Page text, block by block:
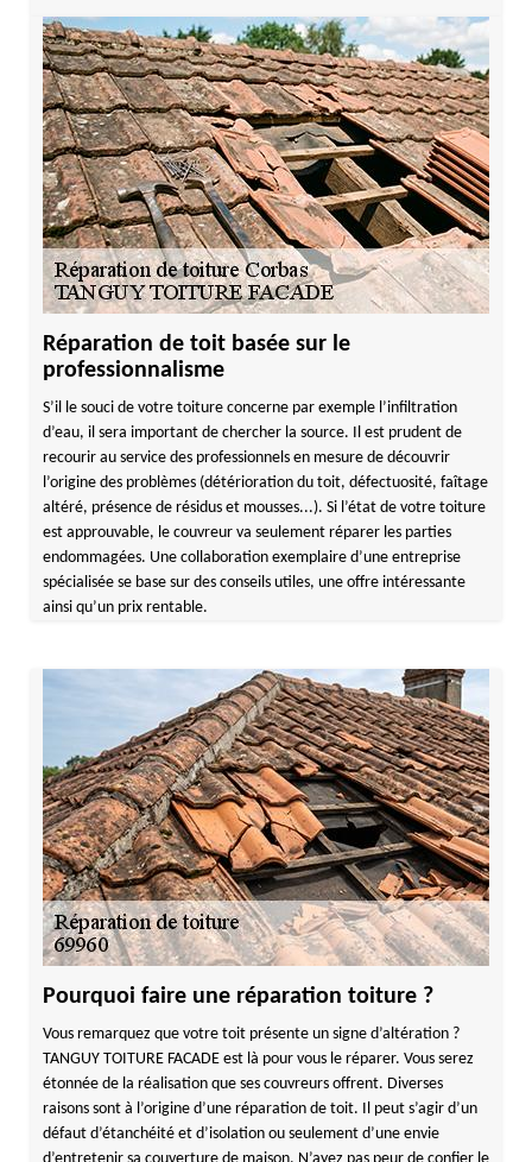
Réparation de toit basée sur le
professionnalisme
S’il le souci de votre toiture concerne par exemple l’infiltration
d’eau, il sera important de chercher la source. Il est prudent de
recourir au service des professionnels en mesure de découvrir
l’origine des problèmes (détérioration du toit, défectuosité, faîtage
altéré, présence de résidus et mousses...). Si l’état de votre toiture
est approuvable, le couvreur va seulement réparer les parties
endommagées. Une collaboration exemplaire d’une entreprise
spécialisée se base sur des conseils utiles, une offre intéressante
ainsi qu’un prix rentable.
Pourquoi faire une réparation toiture ?
Vous remarquez que votre toit présente un signe d’altération ?
TANGUY TOITURE FACADE est là pour vous le réparer. Vous serez
étonnée de la réalisation que ses couvreurs offrent. Diverses
raisons sont à l’origine d’une réparation de toit. Il peut s’agir d’un
défaut d’étanchéité et d’isolation ou seulement d’une envie